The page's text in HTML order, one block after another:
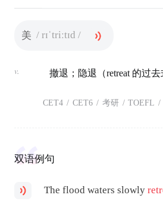
美 / rɪˈtriːtɪd /
v. 撤退；隐退（retreat 的过去
CET4 / CET6 / 考研 / TOEFL /
双语例句
The flood waters slowly